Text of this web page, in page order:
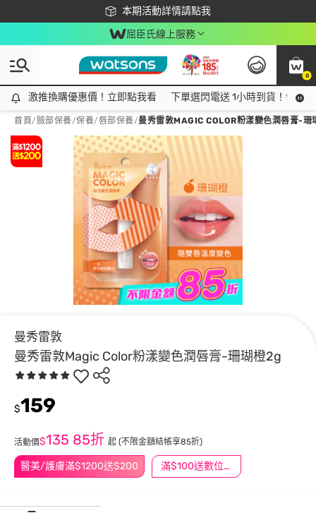
本期活動詳情請點我
下載app最高回饋$350
屈臣氏線上服務
0
激推換購優惠價！立即點我看
激推換購優惠價！立即點我看 下單選閃電送 1小時到貨！領神
首頁/臉部保養/保養/唇部保養/曼秀雷敦MAGIC COLOR粉漾變色潤唇膏-珊
曼秀雷敦
曼秀雷敦Magic Color粉漾變色潤唇膏-珊瑚橙2g
醫美/護膚滿$1200送$200 滿$100送數位印花
$159
活動價$135 85折 起 (不限金額結帳享85折)